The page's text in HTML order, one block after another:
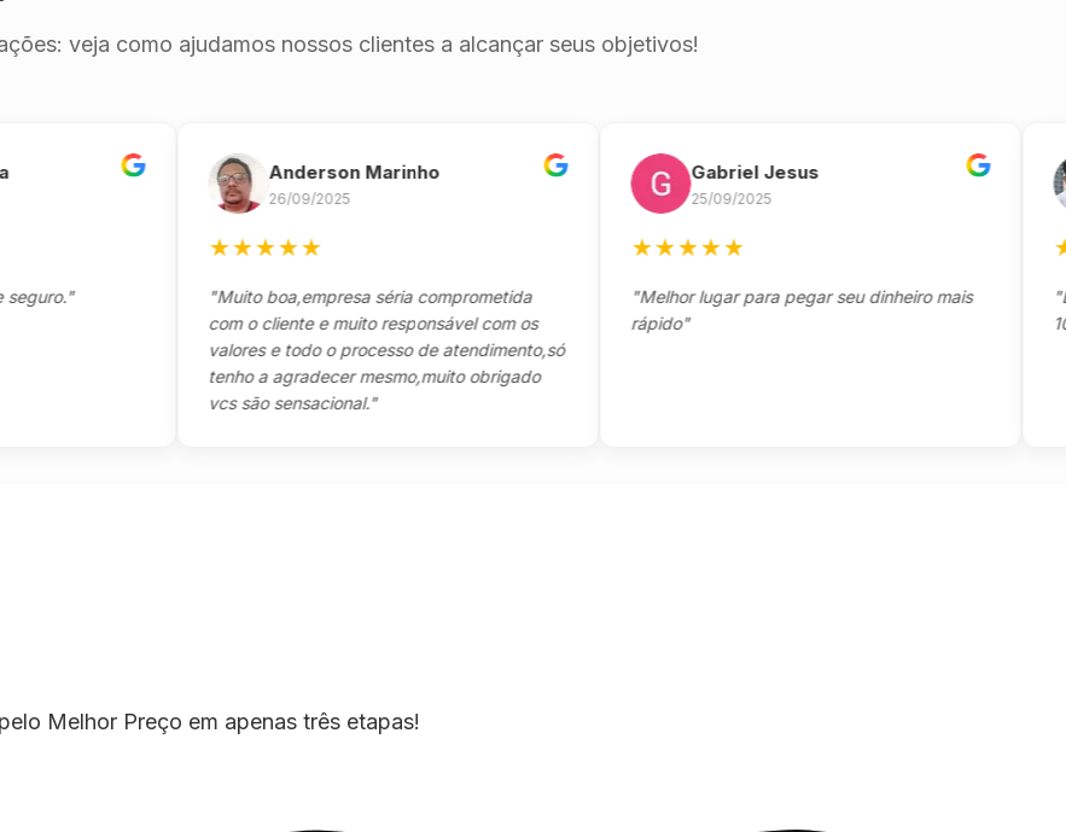
veja como ajudamos nossos clientes a alcançar seus objetivos!
Anderson Marinho
26/09/2025
★★★
"Muito boa,empresa séria comprometida
com o cliente e muito responsável com os
valores e todo o processo de atendimento,só
tenho a agradecer mesmo,muito obrigado
vcs são sensacional."
Gabriel Jesus
25/09/2025
★★★
"Melhor lugar para pegar seu dinheiro mais
rápido"
Melhor Preço em apenas três etapas!